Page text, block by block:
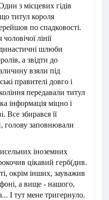
з місцевих гідів
титул короля
по спадковості.
лінії
шлюби
а звідти до
взяли під
правителі довго і
передавали титул
інформація міцно і
Все збирався її
голову заповнювали
іноземних
цікавий герб(див.
окрім інших, зауважив
а вище - нашого,
І тут мене тригернуло.